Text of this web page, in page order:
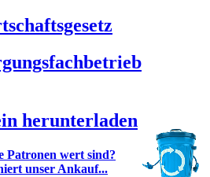
herunterladen
Patronen wert sind?
unser Ankauf...